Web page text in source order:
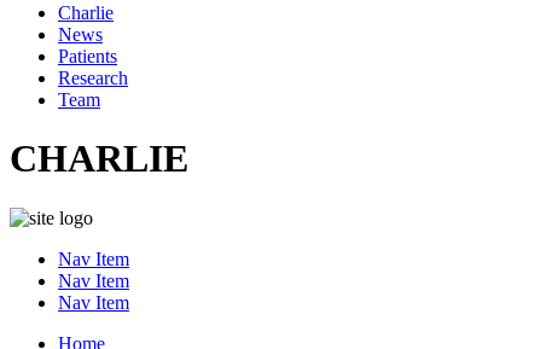
Charlie
News
Patients
Research
Team
CHARLIE
Nav Item
Nav Item
Nav Item
Home